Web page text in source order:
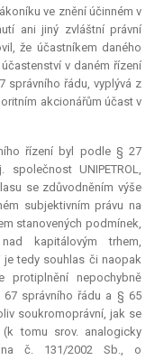
ve znění účinném v
ani jiný zvláštní právní
že účastníkem daného
v daném řízení
řádu, vyplývá z
akcionářům účast v
řízení byl podle § 27
UNIPETROL,
se zdůvodněním výše
subjektivním právu na
stanovených podmínek,
kapitálovým trhem,
je tedy souhlas či naopak
protiplnění nepochybně
správního řádu a § 65
soukromoprávní, jak se
tomu srov. analogicky
č. 131/2002 Sb., o